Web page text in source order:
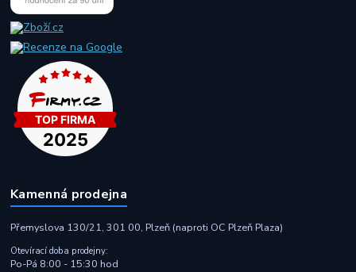
Kamenná prodejna
Přemyslova 130/21, 301 00, Plzeň (naproti OC Plzeň Plaza)
Otevírací doba prodejny:
Po-Pá 8:00 - 15:30 hod